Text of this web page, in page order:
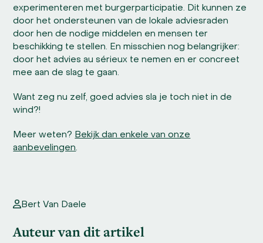
experimenteren met burgerparticipatie. Dit kunnen ze
door het ondersteunen van de lokale adviesraden
door hen de nodige middelen en mensen ter
beschikking te stellen. En misschien nog belangrijker:
door het advies au sérieux te nemen en er concreet
mee aan de slag te gaan.
Want zeg nu zelf, goed advies sla je toch niet in de
wind?!
Meer weten? Bekijk dan enkele van onze
aanbevelingen
Bert Van Daele
Auteur van dit artikel